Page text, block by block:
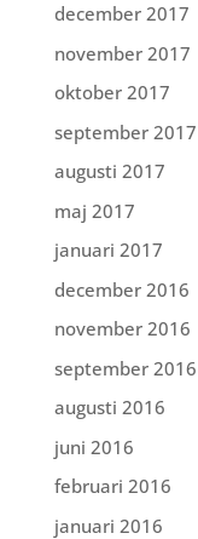
december 2017
november 2017
oktober 2017
september 2017
augusti 2017
maj 2017
januari 2017
december 2016
november 2016
september 2016
augusti 2016
juni 2016
februari 2016
januari 2016